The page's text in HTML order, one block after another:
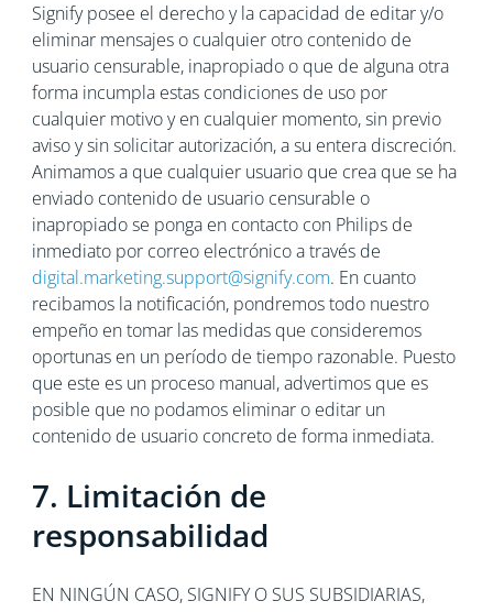
Signify posee el derecho y la capacidad de editar y/o
eliminar mensajes o cualquier otro contenido de
usuario censurable, inapropiado o que de alguna otra
forma incumpla estas condiciones de uso por
cualquier motivo y en cualquier momento, sin previo
aviso y sin solicitar autorización, a su entera discreción.
Animamos a que cualquier usuario que crea que se ha
enviado contenido de usuario censurable o
inapropiado se ponga en contacto con Philips de
inmediato por correo electrónico a través de
digital.marketing.support@signify.com. En cuanto
recibamos la notificación, pondremos todo nuestro
empeño en tomar las medidas que consideremos
oportunas en un período de tiempo razonable. Puesto
que este es un proceso manual, advertimos que es
posible que no podamos eliminar o editar un
contenido de usuario concreto de forma inmediata.
7. Limitación de
responsabilidad
EN NINGÚN CASO, SIGNIFY O SUS SUBSIDIARIAS,